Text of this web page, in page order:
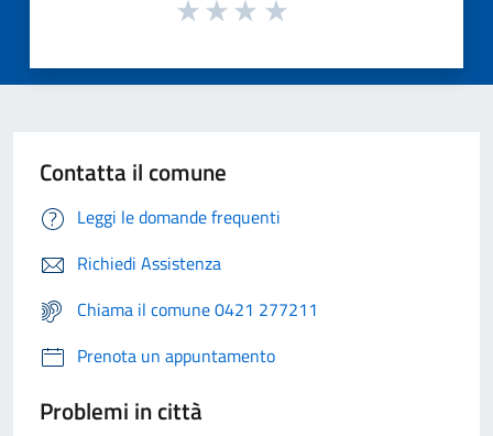
Contatta il comune
Leggi le domande frequenti
Richiedi Assistenza
Chiama il comune 0421 277211
Prenota un appuntamento
Problemi in città